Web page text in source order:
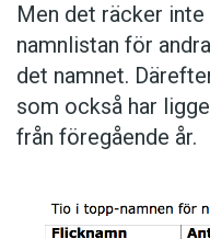
Men det räcker
namnlistan för
det namnet.
som också har
från föregående år.